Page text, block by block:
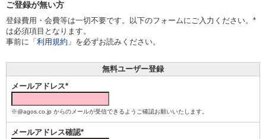
ご登録が無い方
登録費用・会費等は一切不要です。以下のフォームにご入力ください。*
は必須項目となります。
事前に「 利用規約 」を必ずお読みください。
無料ユーザー登録
メールアドレス*
※@agos.co.jp からのメールが受信できるようご確認お願いいたします。
メールアドレス確認*